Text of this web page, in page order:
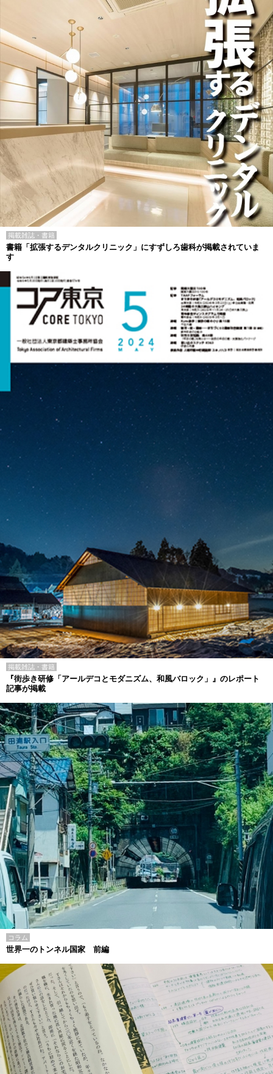
掲載雑誌・書籍
書籍「拡張するデンタルクリニック」にすずしろ歯科が掲載されていま
す
掲載雑誌・書籍
『街歩き研修「アールデコとモダニズム、和風バロック」』のレポート
記事が掲載
コラム
世界一のトンネル国家 前編